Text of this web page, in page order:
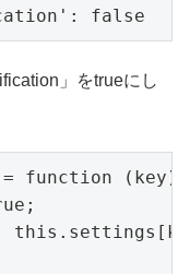
false
」をtrueにし
= function (key)